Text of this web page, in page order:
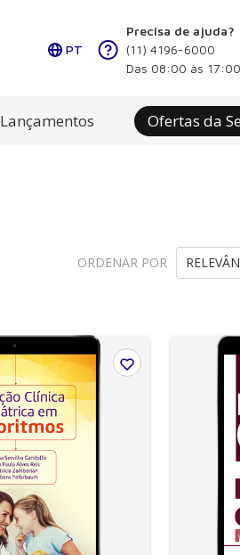
PT
Precisa de ajuda?
(11) 4196-6000
Das 08:00 às 17:00
Lançamentos Ofertas da
ORDENAR POR